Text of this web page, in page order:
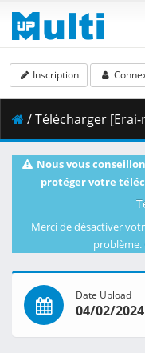
Inscription
/ Télécharger [Erai-raws] Loop 7-kaime no Akuyaku Reijou wa
Nous vous
protéger votre
Merci de désactiver
problème.
Date Upload
04/02/